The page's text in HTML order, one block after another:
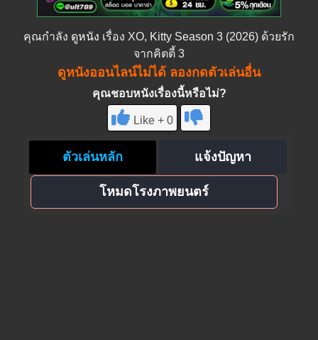
คุณกำลัง ดูหนัง เรื่อง XO, Kitty Season 3 (2026) ด้วยรัก
จากคิตตี้ 3
ดูหนังออนไลน์ไม่ได้ ลองกดตัวเล่นอื่น
คุณชอบหนังเรื่องนี้หรือไม่?
Like + 0
ตัวเล่นหลัก แจ้งปัญหา
โหมดโรงภาพยนตร์